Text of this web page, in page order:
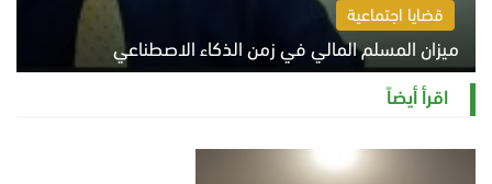
قضايا اجتماعية
ميزان المسلم المالي في زمن الذكاء الاصطناعي
السبت 8 أغسطس 2026 11:21 ص
اقرأ أيضاً